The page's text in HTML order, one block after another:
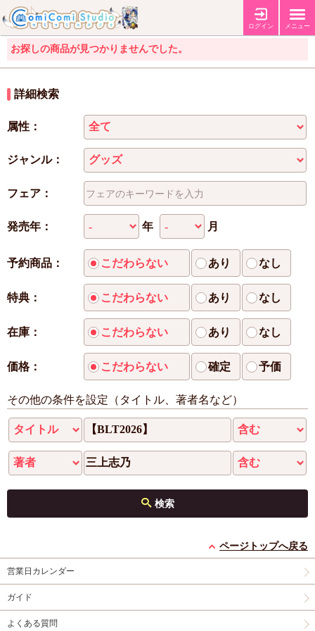
ログイン メニュー
お探しの商品が見つかりませんでした。
詳細検索
属性：
ジャンル：
フェア：
発売年： 年 月
予約商品： こだわらない あり なし
特典： こだわらない あり なし
在庫： こだわらない あり なし
価格： こだわらない 確定 予価
その他の条件を設定（タイトル、著者名など）
検索
ページトップへ戻る
営業日カレンダー
ガイド
よくある質問